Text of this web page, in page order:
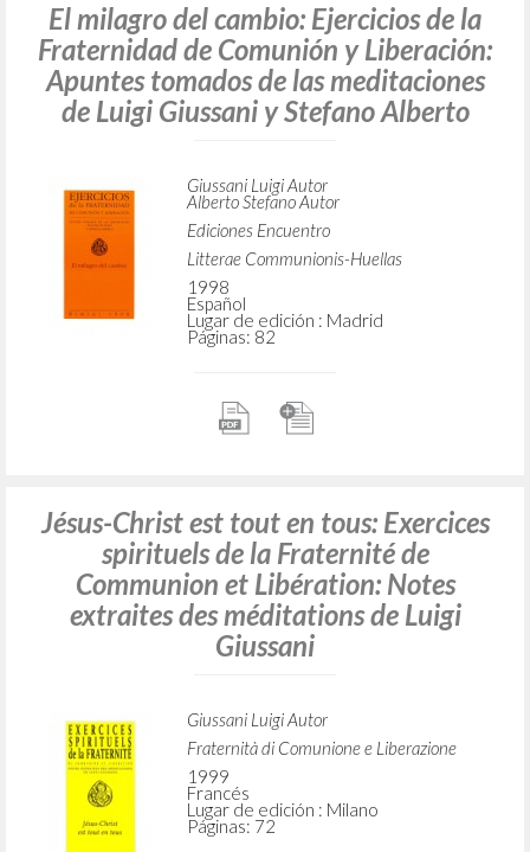
El milagro del cambio: Ejercicios de la
Fraternidad de Comunión y Liberación:
Apuntes tomados de las meditaciones
de Luigi Giussani y Stefano Alberto
Giussani Luigi Autor
Alberto Stefano Autor
Ediciones Encuentro
Litterae Communionis-Huellas
1998
Español
Lugar de edición : Madrid
Páginas: 82
Jésus-Christ est tout en tous: Exercices
spirituels de la Fraternité de
Communion et Libération: Notes
extraites des méditations de Luigi
Giussani
Giussani Luigi Autor
Fraternità di Comunione e Liberazione
1999
Francés
Lugar de edición : Milano
Páginas: 72